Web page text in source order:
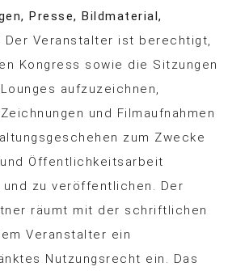
Presse, Bildmaterial,
Der Veranstalter ist berechtigt,
Kongress sowie die Sitzungen
aufzuzeichnen,
und Filmaufnahmen
zum Zwecke
Öffentlichkeitsarbeit
zu veröffentlichen. Der
räumt mit der schriftlichen
Veranstalter ein
Nutzungsrecht ein. Das